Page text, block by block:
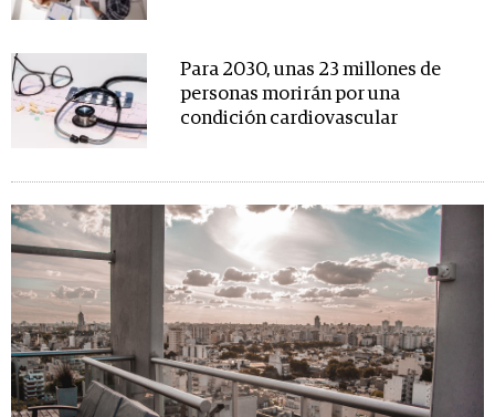
Para 2030, unas 23 millones de
personas morirán por una
condición cardiovascular